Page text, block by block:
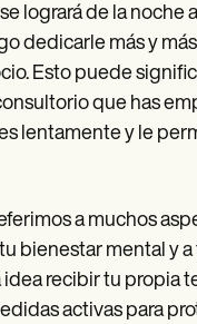
logrará de la noche
dedicarle más y
Esto puede
que has
lentamente y le
a muchos
bienestar mental y
recibir tu propia
activas para